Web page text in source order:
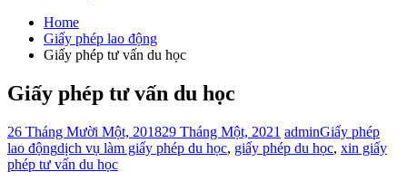
Home
Giấy phép lao động
Giấy phép tư vấn du học
Giấy phép tư vấn du học
26 Tháng Mười Một, 201829 Tháng Một, 2021 adminGiấy phép
lao độngdịch vụ làm giấy phép du học, giấy phép du học, xin giấy
phép tư vấn du học